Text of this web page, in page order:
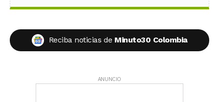
Reciba noticias de Minuto30 Colombia
ANUNCIO